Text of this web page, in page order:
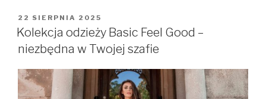
OPUBLIKOWANE
W
22 SIERPNIA 2025
Kolekcja odzieży Basic Feel Good –
niezbędna w Twojej szafie